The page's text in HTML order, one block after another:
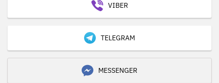
VIBER
TELEGRAM
MESSENGER